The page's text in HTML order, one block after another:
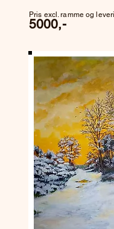
Pris excl. ramme og
5000,-